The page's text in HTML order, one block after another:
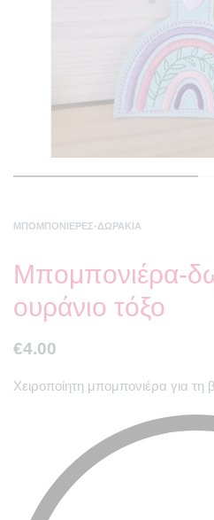
ΜΠΟΜΠΟΝΙΈΡΕΣ-ΔΩΡΆΚΙΑ
Μπομπονιέρα-
ουράνιο τόξο
€4.00
Χειροποίητη μπομπονιέρα για τη